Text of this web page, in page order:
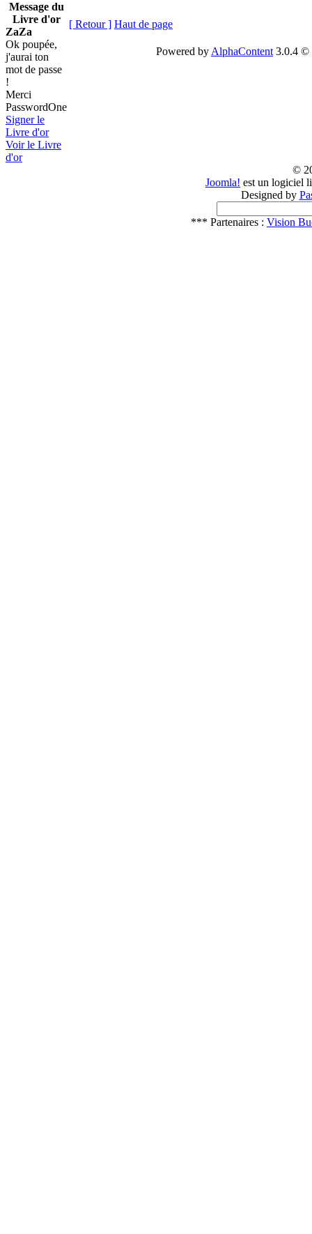
Message du
Livre d'or
ZaZa
Ok poupée,
j'aurai ton
mot de passe
!
Merci
PasswordOne
Signer le
Livre d'or
Voir le Livre
d'or
[ Retour ] Haut de page
Powered by AlphaContent 3.0.4 ©
©
Joomla! est un logiciel
Designed by
*** Partenaires : Vision